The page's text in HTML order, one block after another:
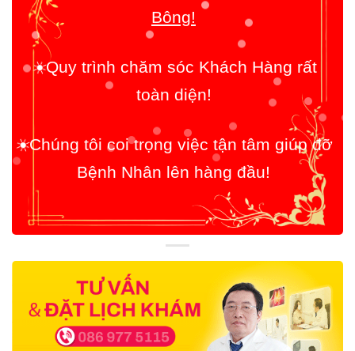
☀️Quy trình chăm sóc Khách Hàng rất
Chúng tôi coi trọng việc tận tâm giúp đỡ
Bệnh Nhân lên hàng đầu!